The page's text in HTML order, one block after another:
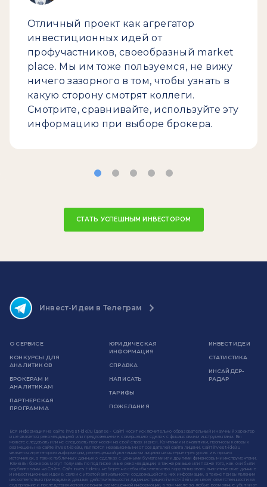
Отличный проект как агрегатор
инвестиционных идей от
профучастников, своеобразный market
place. Мы им тоже пользуемся, не вижу
ничего зазорного в том, чтобы узнать в
какую сторону смотрят коллеги.
Смотрите, сравнивайте, используйте эту
информацию при выборе брокера.
СТАТЬ УСПЕШНЫМ ИНВЕСТОРОМ
Инвест-Идеи в Телеграм
О СЕРВИСЕ
КОНКУРСЫ ДЛЯ
АНАЛИТИКОВ
БРОКЕРАМ И
АНАЛИТИКАМ
ПАРТНЕРСКАЯ
ПРОГРАММА
ЮРИДИЧЕСКАЯ
ИНФОРМАЦИЯ
СПРАВКА
НАПИСАТЬ
ТАРИФЫ
ПОЖЕЛАНИЯ
ИНВЕСТ ИДЕИ
СТАТИСТИКА
ИНСАЙДЕР-
РАДАР
Вся информация на сайте invest-idei.ru (далее - Сайт) носит исключительно образовательный и научный характер
и не является рекомендацией или предложением к совершению сделок с финансовыми инструментами. Вы
можете следовать или не следовать прогнозам на свой страх и риск. Компании и аналитики, прогнозы которых
размещены на сайте invest-idei.ru, являются независимыми от создателей сайта лицами. Сайт invest-idei.ru
является агрегатором информации, размещенной указанными лицами на интернет-ресурсах и в прочих
источниках, а также публичных данных о сделках с ценными бумагами или другими финансовыми инструментами.
Клиенты брокеров могут получать по подписке иные рекомендации, а также раньше или позже того, как они были
опубликованы на Сайте. Сайт invest-idei.ru не берет на себя обязательство корректировать аналитические данные
и инвестиционные идеи в связи с утратой актуальности содержащейся в них информации, а также при выявлении
несоответствия приводимых данных действительности. Администрация invest-idei.ru не несет ответственности за
содержание и последствия использования размещенной информации, в том числе за любые возможные убытки от